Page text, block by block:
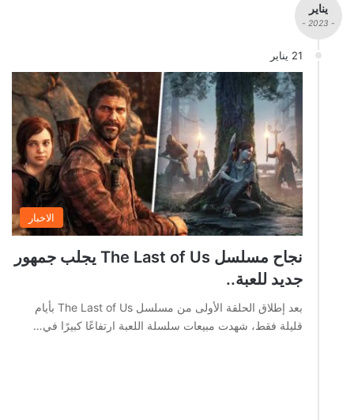
يناير
- 2023 -
21 يناير
الاخبار
نجاح مسلسل The Last of Us يجلب جمهور
جديد للعبة..
بعد إطلاق الحلقة الأولى من مسلسل The Last of Us بأيام
قليلة فقط، شهدت مبيعات سلسلة اللعبة ارتفاعًا كبيرًا في…